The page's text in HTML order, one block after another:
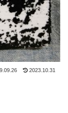
2023.10.31